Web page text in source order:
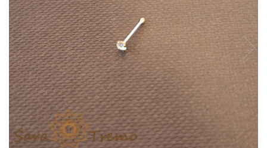
Talismane
Verighete
Bijuterii din argint placate cu aur
24K